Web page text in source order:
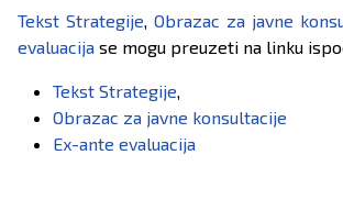
Tekst Strategije, Obrazac za javne
evaluacija se mogu preuzeti na linku
Tekst Strategije,
Obrazac za javne konsultacije
Ex-ante evaluacija